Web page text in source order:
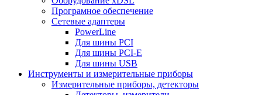
Програмное обеспечение
Сетевые адаптеры
PowerLine
Для шины PCI
Для шины PCI-E
Для шины USB
Инструменты и измерительные приборы
Измерительные приборы, детекторы